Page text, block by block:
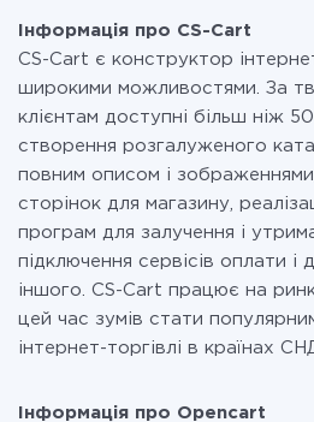
при необхідності. Детальніше
Інформація про CS-Cart
CS-Cart є конструктор
широкими можливостями. За
клієнтам доступні більш ніж
створення розгалуженого
повним описом і
сторінок для магазину,
програм для залучення і
підключення сервісів оплати і
іншого. CS-Cart працює на
цей час зумів стати
інтернет-торгівлі в країнах
Інформація про Opencart